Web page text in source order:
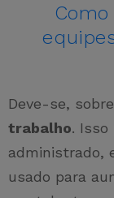
Deve-se,
trabalho. Isso
administrado,
usado para